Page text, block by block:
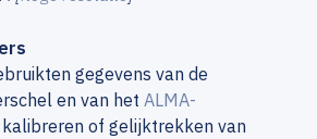
gegevens van de
en van het ALMA-
of gelijktrekken van